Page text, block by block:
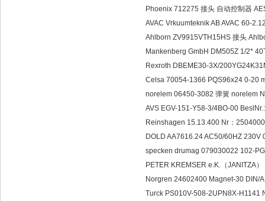
Phoenix 712275 接头 自动控制器
AVAC Vrkuumteknik AB AVAC 60-
Ahlborn ZV9915VTH15HS 接头
Mankenberg GmbH DM505Z 1/2*
Rexroth DBEME30-3X/
Celsa 70054-1366 PQS96x24 0-20
norelem 06450-3082 弹簧 norelem
AVS EGV-151-Y58-3/4BO-00
Reinshagen 15.13.400 Nr：
DOLD AA7616.24 AC50/60HZ
specken drumag 079030022 102-
PETER KREMSER e.K.（JANITZA
Norgren 24602400 Magnet-30 DIN/
Turck PS010V-508-2UPN8X-H1141